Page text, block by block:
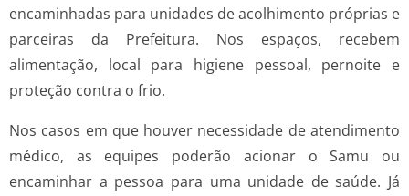
encaminhadas para unidades de acolhimento próprias e
parceiras da Prefeitura. Nos espaços, recebem
alimentação, local para higiene pessoal, pernoite e
proteção contra o frio.
Nos casos em que houver necessidade de atendimento
médico, as equipes poderão acionar o Samu ou
encaminhar a pessoa para uma unidade de saúde. Já